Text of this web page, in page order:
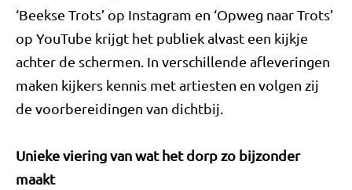
‘Beekse Trots’ op Instagram en ‘Opweg naar Trots’
op YouTube krijgt het publiek alvast een kijkje
achter de schermen. In verschillende afleveringen
maken kijkers kennis met artiesten en volgen zij
de voorbereidingen van dichtbij.
Unieke viering van wat het dorp zo bijzonder
maakt